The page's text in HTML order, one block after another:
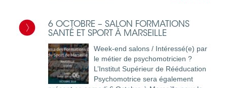
6 OCTOBRE – SALON FORMATIONS
SANTÉ ET SPORT À MARSEILLE
Week-end salons / Intéressé(e) par
le métier de psychomotricien ?
L’Institut Supérieur de Rééducation
Psychomotrice sera également